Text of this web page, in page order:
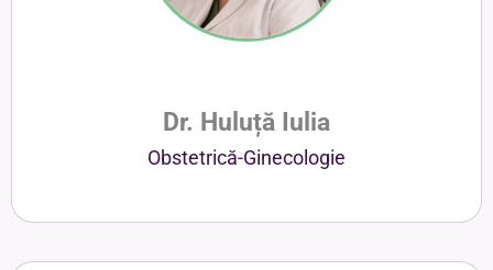
Dr. Huluță Iulia
Obstetrică-Ginecologie